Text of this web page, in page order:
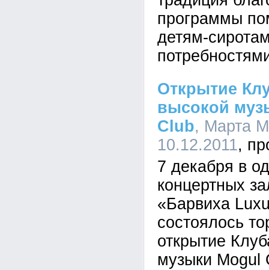
программы
детям-
Открытие
высокой
Club, Марта
10.12.2011
7 декабря в
концертных
«Барвиха
состоялось
открытие
музыки Mogul